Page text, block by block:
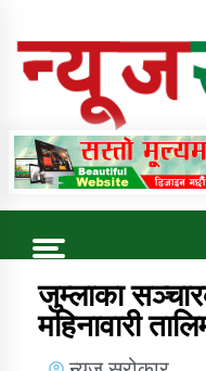
Online News Portal
Trending Now
कुषि
जुम्लाका
महिनावारी